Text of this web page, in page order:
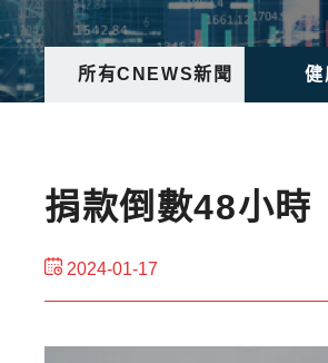
所有CNEWS新聞 健
捐款倒數48小時
2024-01-17